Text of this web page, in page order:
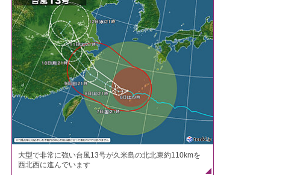
大型で非常に強い台風13号が久米島の北北東約110kmを
西北西に進んでいます